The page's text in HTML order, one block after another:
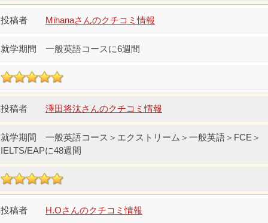
Mihanaさんのクチコミ情報
一般英語コースに6週間
澤田将汰さんのクチコミ情報
一般英語コース＞エクストリーム＞一般英語＞FCE＞
IELTS/EAPに48週間
H.Oさんのクチコミ情報